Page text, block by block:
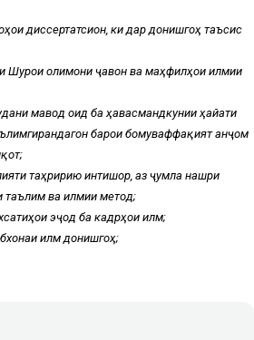
диссертатсионӣ, ки дар донишгоҳ таъсис
Шурои олимони ҷавон ва маҳфилҳои илмии
мавод оид ба ҳавасмандкунии ҳайати
барои бомуваффақият анҷом
таҳририю интишорӣ, аз ҷумла нашри
ва илмии методӣ;
эҷодӣ ба кадрҳои илмӣ;
илмӣ донишгоҳ;